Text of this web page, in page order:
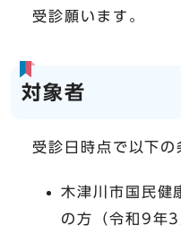
受診願います。
対象者
受診日時点で以下
木津川市国民健
の方（令和9年